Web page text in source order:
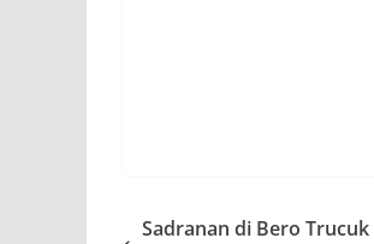
Sadranan di Bero